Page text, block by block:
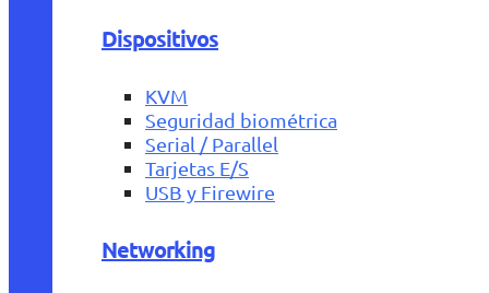
Dispositivos
KVM
Seguridad biométrica
Serial / Parallel
Tarjetas E/S
USB y Firewire
Networking